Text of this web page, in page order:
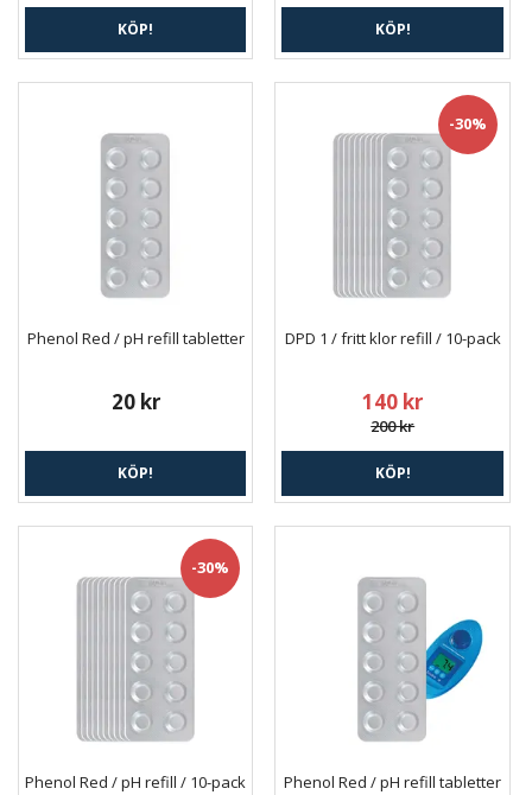
KÖP! KÖP!
Phenol Red / pH refill tabletter
20 kr
KÖP!
-30%
DPD 1 / fritt klor refill / 10-pack
140 kr
200 kr
KÖP!
-30%
Phenol Red / pH refill / 10-pack
Phenol Red / pH refill tabletter